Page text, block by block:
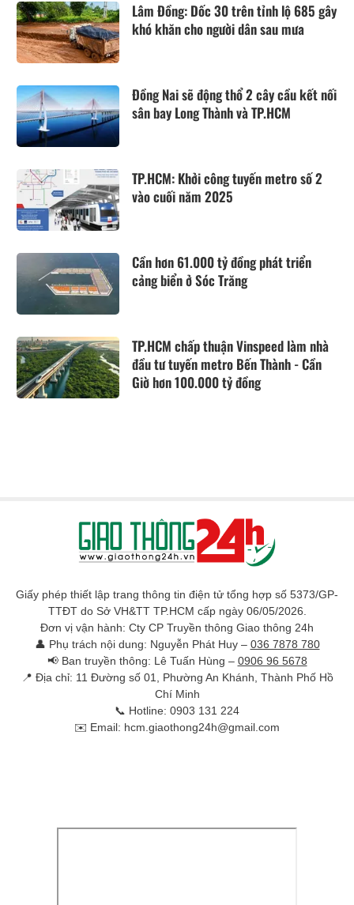
Lâm Đồng: Dốc 30 trên tỉnh lộ 685 gây
khó khăn cho người dân sau mưa
Đồng Nai sẽ động thổ 2 cây cầu kết nối
sân bay Long Thành và TP.HCM
TP.HCM: Khởi công tuyến metro số 2
vào cuối năm 2025
Cần hơn 61.000 tỷ đồng phát triển
cảng biển ở Sóc Trăng
TP.HCM chấp thuận Vinspeed làm nhà
đầu tư tuyến metro Bến Thành - Cần
Giờ hơn 100.000 tỷ đồng
Giấy phép thiết lập trang thông tin điện tử tổng hợp số 5373/GP-
TTĐT do Sở VH&TT TP.HCM cấp ngày 06/05/2026.
Đơn vị vận hành: Cty CP Truyền thông Giao thông 24h
👤 Phụ trách nội dung: Nguyễn Phát Huy – 036 7878 780
📢 Ban truyền thông: Lê Tuấn Hùng – 0906 96 5678
📍 Địa chỉ: 11 Đường số 01, Phường An Khánh, Thành Phố Hồ
Chí Minh
📞 Hotline: 0903 131 224
✉️ Email: hcm.giaothong24h@gmail.com